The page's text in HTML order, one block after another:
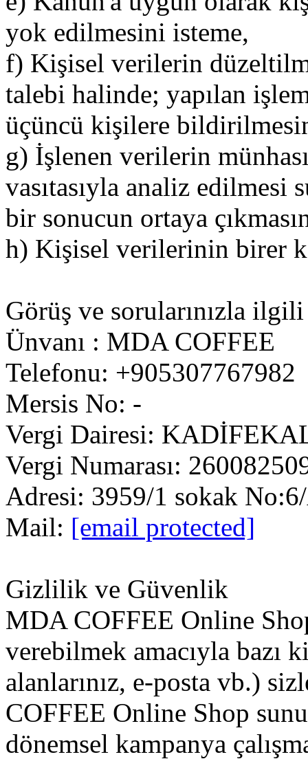
yok edilmesini isteme,
f) Kişisel verilerin
talebi halinde; yapılan
üçüncü kişilere
g) İşlenen verilerin
vasıtasıyla analiz
bir sonucun ortaya
h) Kişisel verilerinin birer
Görüş ve sorularınızla
Ünvanı : MDA COFFEE
Telefonu: +905307767982
Mersis No: -
Vergi Dairesi:
Vergi Numarası:
Adresi: 3959/1 sokak
Mail: [email protected]
Gizlilik ve Güvenlik
MDA COFFEE Online
verebilmek amacıyla
alanlarınız, e-posta vb.)
COFFEE Online Shop
dönemsel kampanya